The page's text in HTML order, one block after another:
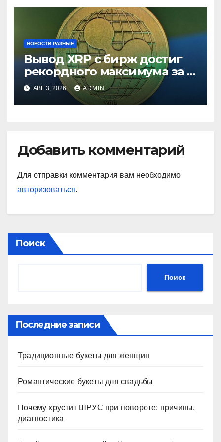
НОВОСТИ РАЗНЫЕ
Вывод XRP с бирж достиг
рекордного максимума за 5
летАВГ 3, 2026 ADMIN
Добавить комментарий
Для отправки комментария вам необходимо
авторизоваться.
Поиск
Поиск
Последние записи
Традиционные букеты для женщин
Романтические букеты для свадьбы
Почему хрустит ШРУС при повороте: причины,
диагностика